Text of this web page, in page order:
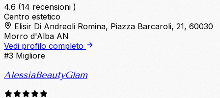
4.6 (14 recensioni )
Centro estetico
Elisir Di Andreoli Romina, Piazza Barcaroli, 21, 60030
Morro d'Alba AN
Vedi profilo completo
#3 Migliore
AlessiaBeautyGlam